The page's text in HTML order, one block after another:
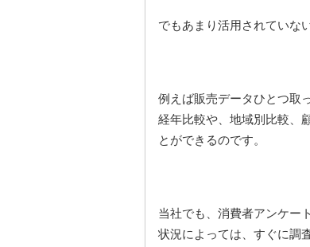
でもあまり活用されていな
例えば販売データひとつ取
経年比較や、地域別比較、
とができるのです。
当社でも、消費者アンケー
状況によっては、すぐに調